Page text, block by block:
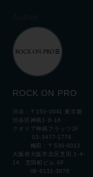
ROCK ON PRO
渋谷：〒150-0041 東京都
渋谷区神南1-8-18
クオリア神南フラッツ1F
03-3477-1776
梅田：〒530-0012
大阪府大阪市北区芝田 1-4-
14 芝田町ビル 6F
06-6131-3078